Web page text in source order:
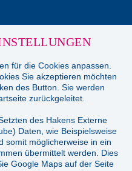
Darmstadt
für die Cookies anpassen.
Sie akzeptieren möchten
des Button. Sie werden
zurückgeleitet.
des Hakens Externe
Daten, wie Beispielsweise
somit möglicherweise in ein
übermittelt werden. Dies
Google Maps auf der Seite